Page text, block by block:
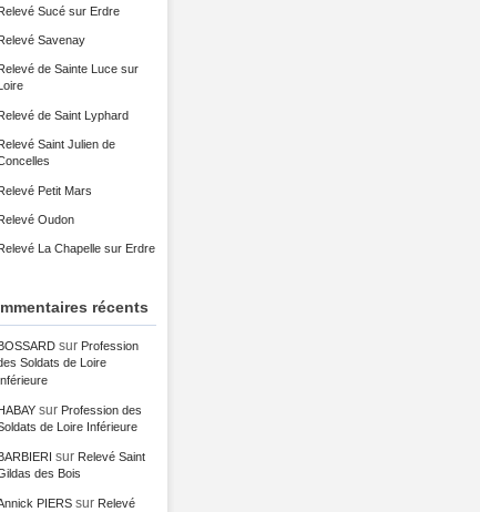
Sucé sur Erdre
Savenay
de Sainte Luce sur
de Saint Lyphard
Saint Julien de
Petit Mars
Oudon
La Chapelle sur Erdre
récents
sur Profession
Soldats de Loire
sur Profession des
de Loire Inférieure
sur Relevé Saint
des Bois
PIERSsur Relevé